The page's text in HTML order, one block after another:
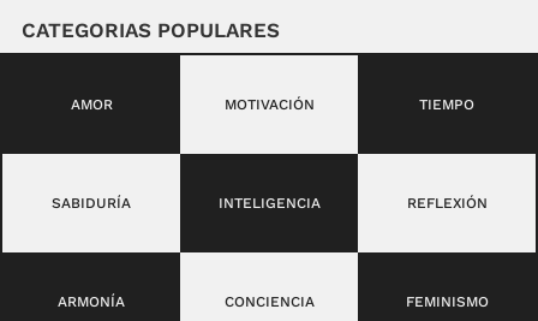
CATEGORIAS POPULARES
AMOR MOTIVACIÓN TIEMPO
SABIDURÍA INTELIGENCIA REFLEXIÓN
ARMONÍA CONCIENCIA FEMINISMO